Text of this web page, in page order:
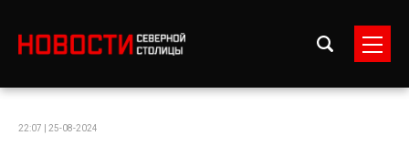
22:07 | 25-08-2024